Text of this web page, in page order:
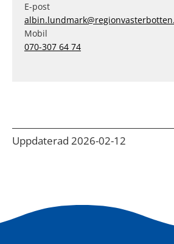
E-post
Mobil
070-307 64 74
Uppdaterad 2026-02-12